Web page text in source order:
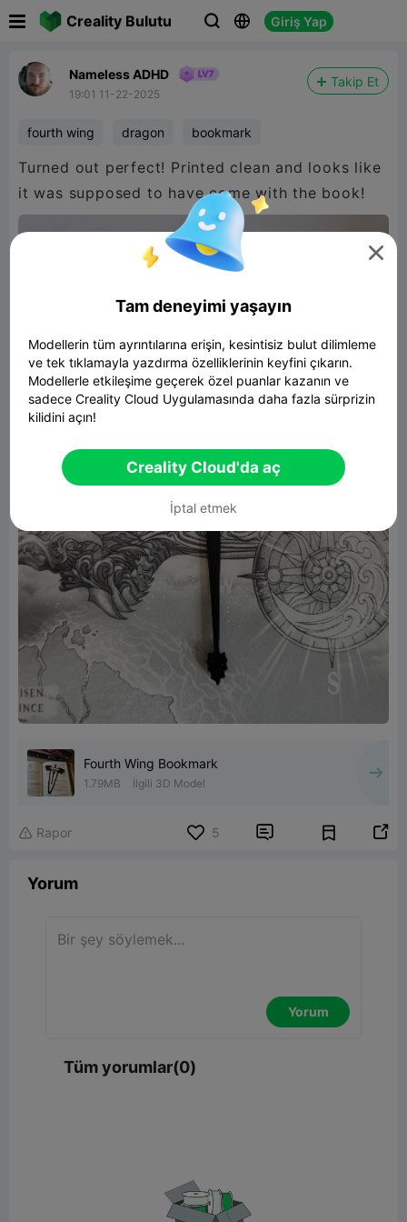
Creality Bulutu   Giriş Yap
Nameless ADHD
19:01 11-22-2025
Takip Et
fourth wing dragon bookmark
Turned out perfect! Printed clean and looks like
it was supposed to have come with the book!
Fourth Wing Bookmark
1.79MB İlgili 3D Model
 Rapor 5  
Yorum
Yorum
Tüm yorumlar(0)

Tam deneyimi yaşayın
Modellerin tüm ayrıntılarına erişin, kesintisiz bulut dilimleme
ve tek tıklamayla yazdırma özelliklerinin keyfini çıkarın.
Modellerle etkileşime geçerek özel puanlar kazanın ve
sadece Creality Cloud Uygulamasında daha fazla sürprizin
kilidini açın!
Creality Cloud'da aç
İptal etmek